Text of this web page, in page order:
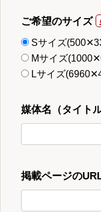
ご希望のサイズ
Sサイズ
Mサイズ
Lサイズ
媒体名（タイトル
掲載ページの